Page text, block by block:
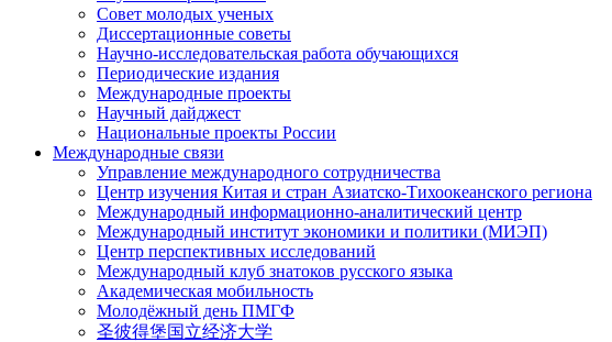
Совет молодых ученых
Диссертационные советы
Научно-исследовательская работа обучающихся
Периодические издания
Международные проекты
Научный дайджест
Национальные проекты России
Международные связи
Управление международного сотрудничества
Центр изучения Китая и стран Азиатско-Тихоокеанского региона
Международный информационно-аналитический центр
Международный институт экономики и политики (МИЭП)
Центр перспективных исследований
Международный клуб знатоков русского языка
Академическая мобильность
Молодёжный день ПМГФ
圣彼得堡国立经济大学